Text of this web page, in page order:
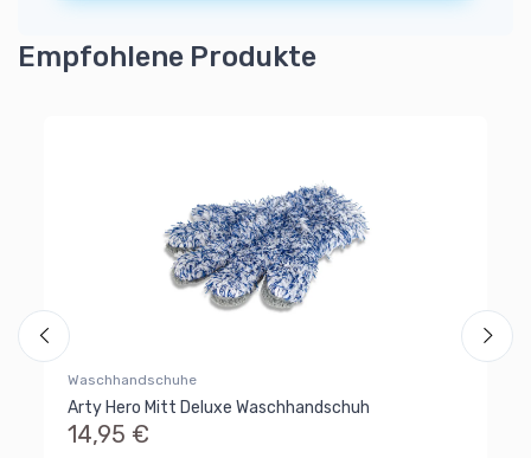
Empfohlene Produkte
Waschhandschuhe
Arty Hero Mitt Deluxe Waschhandschuh
14,95 €